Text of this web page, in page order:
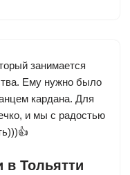
в Тольятти